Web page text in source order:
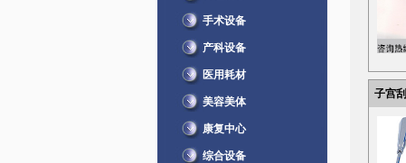
手术设备
产科设备
医用耗材
美容美体
康复中心
综合设备
子宫